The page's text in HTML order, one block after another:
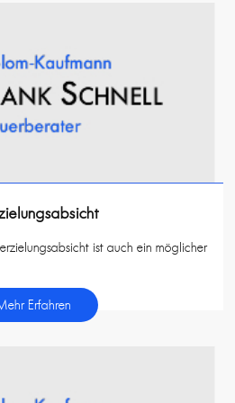
ist auch ein möglicher
Erfahren